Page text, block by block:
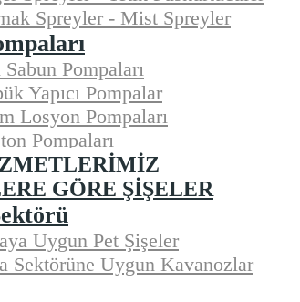
Spreyler - Mist Spreyler
Sabun Pompaları
Yapıcı Pompalar
Losyon Pompaları
Pompaları
GÖRE ŞIŞELER
Uygun Pet Şişeler
Sektörüne Uygun Kavanozlar